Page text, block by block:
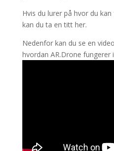
Hvis du lurer på hvor du
kan du ta en titt her.
Nedenfor kan du se en
hvordan AR.Drone fungerer